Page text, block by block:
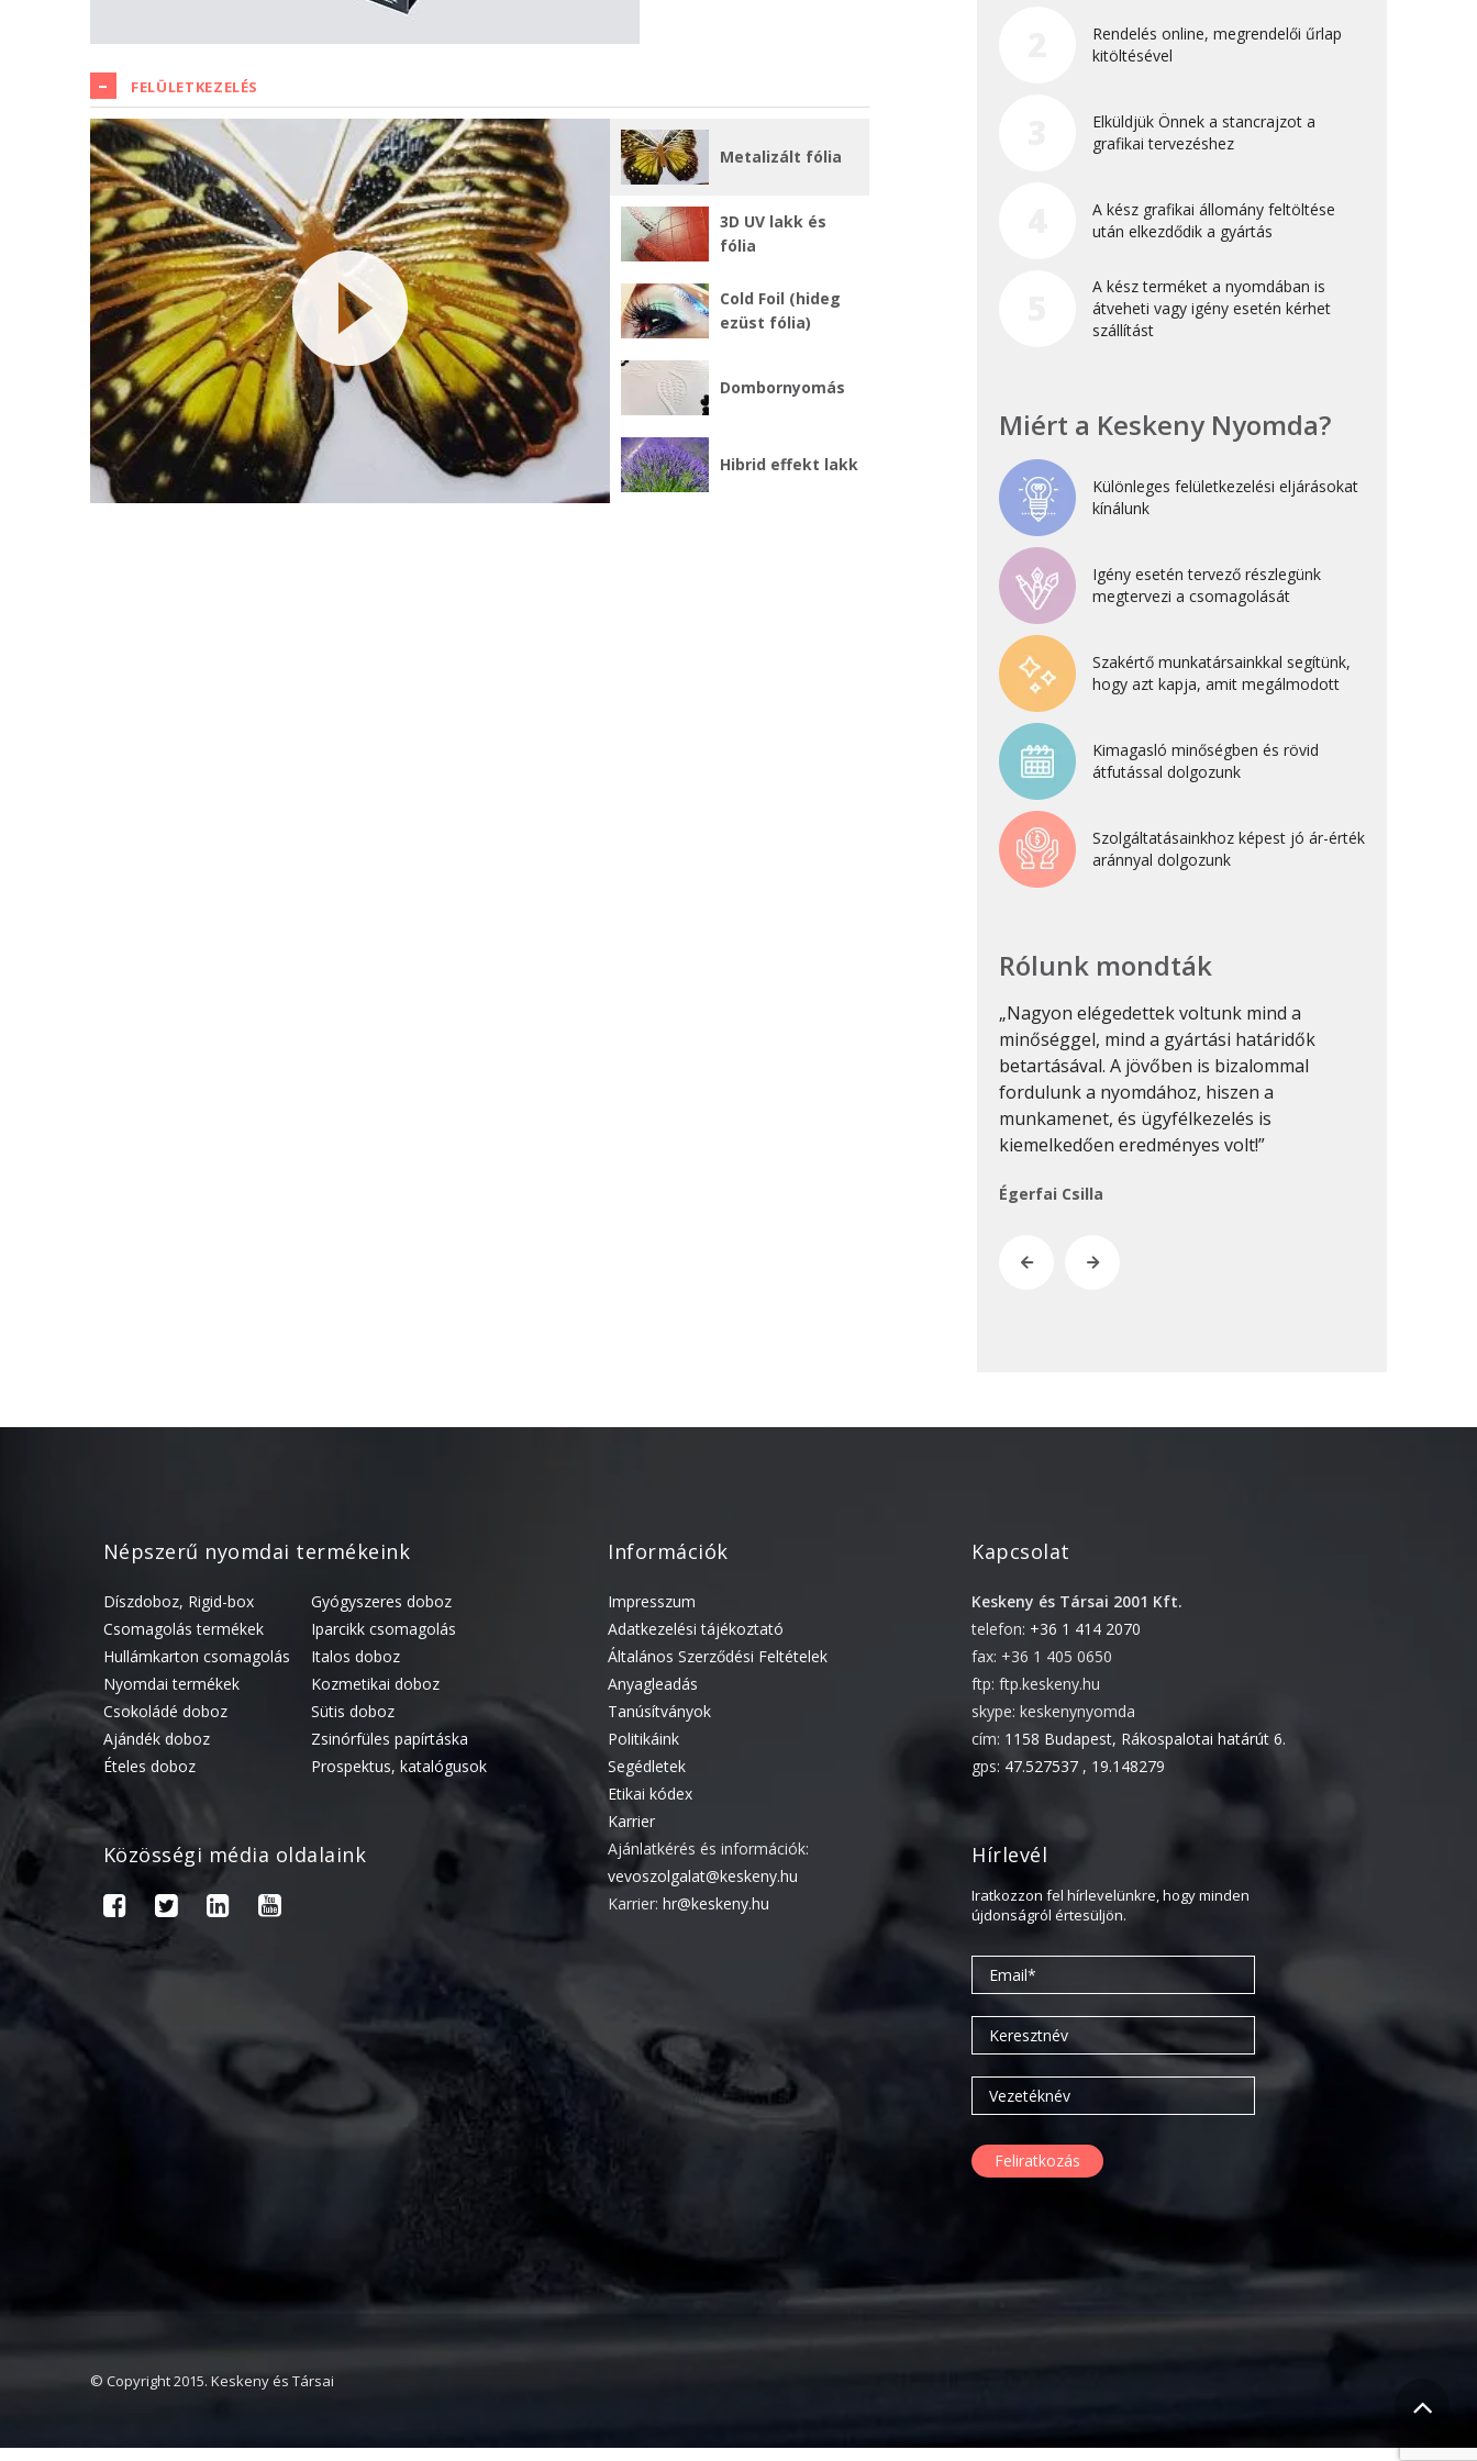
Uncategorized
Archívum
2025. március
2024. november
2024. október
2023. július
2022. szeptember
2022. január
2021. szeptember
2021. június
2021. február
2020. október
2020. szeptember
2020. április
2020. február
2019. november
2019. július
2019. június
2019. május
2017. július
2017. április
2017. március
2016. június
2016. április
2016. március
2016. február
2015. szeptember
FELÜLETKEZELÉS
Metalizált fólia
3D UV lakk és
fólia
Cold Foil (hideg
ezüst fólia)
Dombornyomás
Hibrid effekt lakk
Rendelés online, megrendelői űrlap
kitöltésével
Elküldjük Önnek a stancrajzot a
grafikai tervezéshez
A kész grafikai állomány feltöltése
után elkezdődik a gyártás
A kész terméket a nyomdában is
átveheti vagy igény esetén kérhet
szállítást
Miért a Keskeny Nyomda?
Különleges felületkezelési eljárásokat
kínálunk
Igény esetén tervező részlegünk
megtervezi a csomagolását
Szakértő munkatársainkkal segítünk,
hogy azt kapja, amit megálmodott
Kimagasló minőségben és rövid
átfutással dolgozunk
Szolgáltatásainkhoz képest jó ár-érték
aránnyal dolgozunk
Rólunk mondták
„Nagyon elégedettek voltunk mind a
minőséggel, mind a gyártási határidők
betartásával. A jövőben is bizalommal
fordulunk a nyomdához, hiszen a
munkamenet, és ügyfélkezelés is
kiemelkedően eredményes volt!”
Égerfai Csilla
Népszerű nyomdai termékeink
Díszdoboz, Rigid-box
Csomagolás termékek
Hullámkarton csomagolás
Nyomdai termékek
Csokoládé doboz
Ajándék doboz
Ételes doboz
Gyógyszeres doboz
Iparcikk csomagolás
Italos doboz
Kozmetikai doboz
Sütis doboz
Zsinórfüles papírtáska
Prospektus, katalógusok
Közösségi média oldalaink
Információk
Impresszum
Adatkezelési tájékoztató
Általános Szerződési Feltételek
Anyagleadás
Tanúsítványok
Politikáink
Segédletek
Etikai kódex
Karrier
Ajánlatkérés és információk:
vevoszolgalat@keskeny.hu
Karrier:hr@keskeny.hu
Kapcsolat
Keskeny és Társai 2001 Kft.
telefon: +36 1 414 2070
fax: +36 1 405 0650
ftp: ftp.keskeny.hu
skype: keskenynyomda
cím: 1158 Budapest, Rákospalotai határút 6.
gps: 47.527537 , 19.148279
Hírlevél
Iratkozzon fel hírlevelünkre, hogy minden
újdonságról értesüljön.
© Copyright 2015. Keskeny és Társai